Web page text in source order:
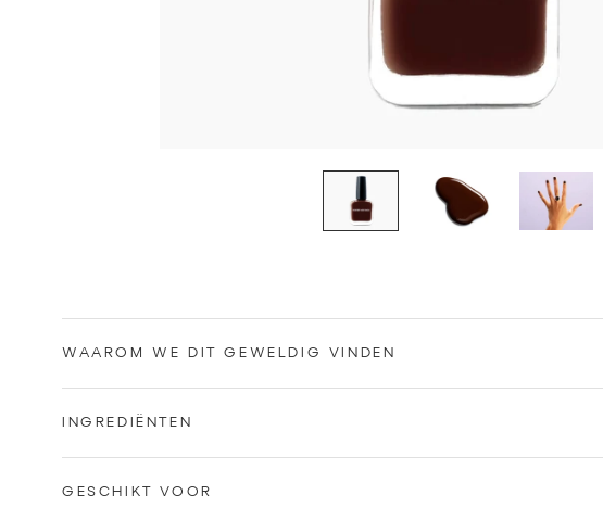
WAAROM WE DIT GEWELDIG VINDEN
INGREDIËNTEN
GESCHIKT VOOR